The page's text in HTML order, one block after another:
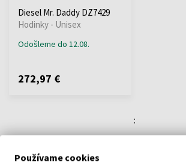
Diesel Mr. Daddy DZ7429
Hodinky - Unisex
Odošleme do 12.08.
272,97 €
:
Používame cookies